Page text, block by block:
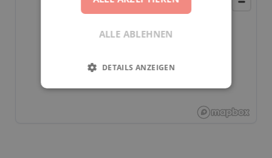
ALLE ABLEHNEN
DETAILS ANZEIGEN